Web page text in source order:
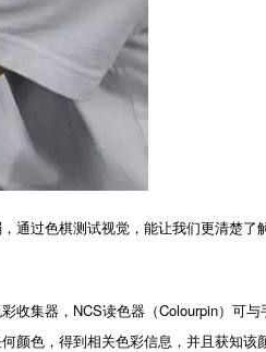
过色棋测试视觉，能让我们更清楚了
集器，NCS读色器（Colourpin）可与
颜色，得到相关色彩信息，并且获知该